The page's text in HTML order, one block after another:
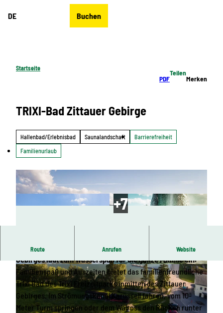
DE Buchen
Startseite
PDF
Teilen
Merken
TRIXI-Bad Zittauer Gebirge
Hallenbad/Erlebnisbad Saunalandschaft
Barrierefreiheit
Familienurlaub
© Tobias Ritz | KI-optimiert © Philipp Herfort | KI-optimiert
Route Anrufen Website
Das familienfreundliche Trixi Bad inmitten des Zittauer
Gebirges lädt zum Wasserspaß für die ganze Familie ein.
Familienspaß und Auszeiten bietet das familienfreundliche
Trixi Bad des Trixi Freizeitparks inmitten des Zittauer
Gebirges. Im Strömungskanal Karussell fahren, vom 10-
Meter Turm springen oder dem Walross den Rücken runter